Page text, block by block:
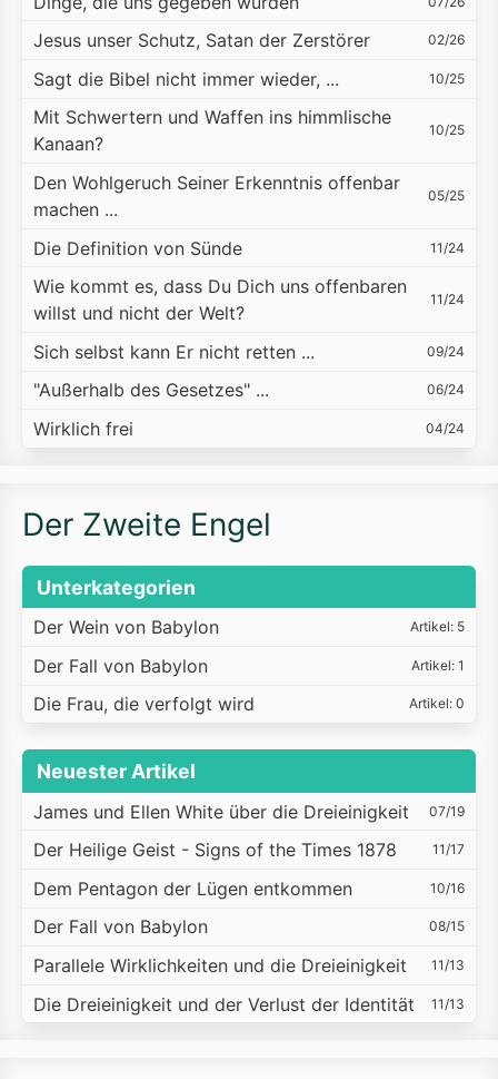
Jesus unser Schutz, Satan der Zerstörer 02/26
Sagt die Bibel nicht immer wieder, ... 10/25
Mit Schwertern und Waffen ins himmlische
Kanaan?
10/25
Den Wohlgeruch Seiner Erkenntnis offenbar
machen ...
05/25
Die Definition von Sünde 11/24
Wie kommt es, dass Du Dich uns offenbaren
willst und nicht der Welt?
11/24
Sich selbst kann Er nicht retten ... 09/24
"Außerhalb des Gesetzes" ... 06/24
Wirklich frei 04/24
Der Zweite Engel
Unterkategorien
Der Wein von Babylon Artikel: 5
Der Fall von Babylon Artikel: 1
Die Frau, die verfolgt wird Artikel: 0
Neuester Artikel
James und Ellen White über die Dreieinigkeit 07/19
Der Heilige Geist - Signs of the Times 1878 11/17
Dem Pentagon der Lügen entkommen 10/16
Der Fall von Babylon 08/15
Parallele Wirklichkeiten und die Dreieinigkeit 11/13
Die Dreieinigkeit und der Verlust der Identität 11/13